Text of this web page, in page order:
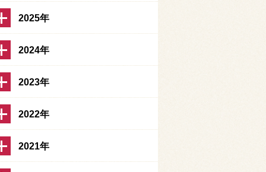
2025年
2024年
2023年
2022年
2021年